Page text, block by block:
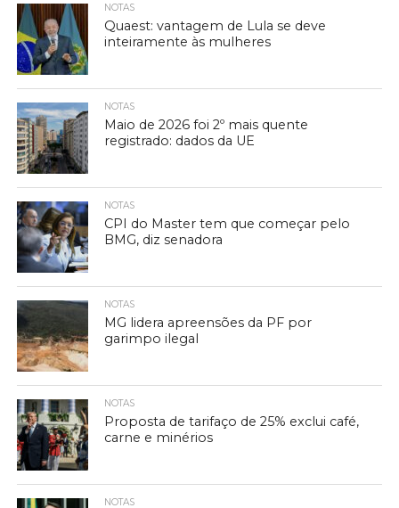
NOTAS
Quaest: vantagem de Lula se deve
inteiramente às mulheres
NOTAS
Maio de 2026 foi 2º mais quente
registrado: dados da UE
NOTAS
CPI do Master tem que começar pelo
BMG, diz senadora
NOTAS
MG lidera apreensões da PF por
garimpo ilegal
NOTAS
Proposta de tarifaço de 25% exclui café,
carne e minérios
NOTAS